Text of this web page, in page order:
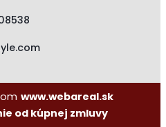
www.webareal.sk
od kúpnej zmluvy